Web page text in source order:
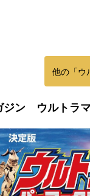
他の「ウ
ジン ウルトラ